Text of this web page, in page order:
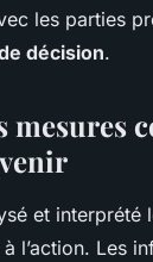
les parties
décision.
mesures
et interprété
l’action. Les